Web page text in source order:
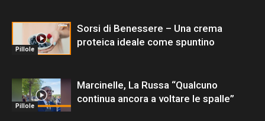
Pillole
Sorsi di Benessere – Una crema
proteica ideale come spuntino
Pillole
Marcinelle, La Russa “Qualcuno
continua ancora a voltare le spalle”